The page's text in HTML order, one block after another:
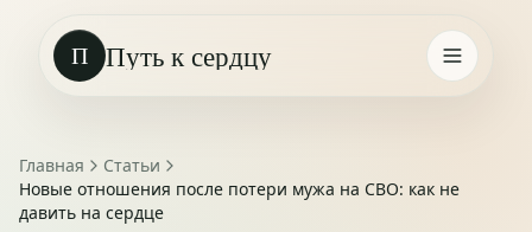
П Путь к сердцу
Главная
Статьи
Новые отношения после потери мужа на СВО: как не
давить на сердце